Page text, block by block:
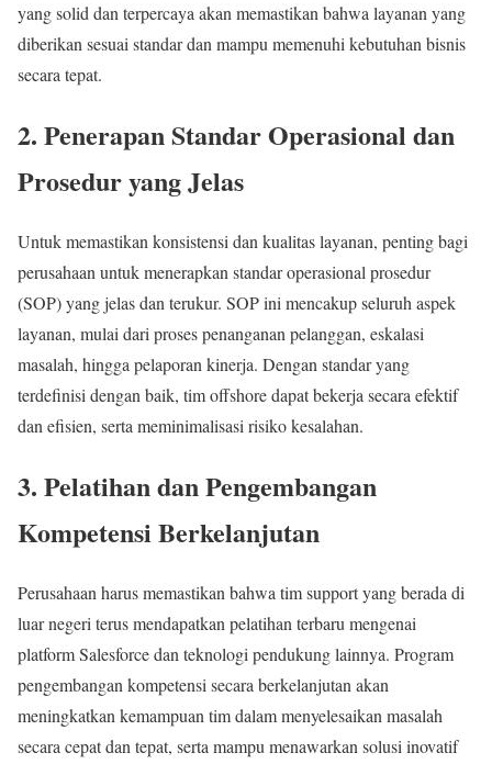
yang solid dan terpercaya akan memastikan bahwa layanan yang
diberikan sesuai standar dan mampu memenuhi kebutuhan bisnis
secara tepat.
2. Penerapan Standar Operasional dan
Prosedur yang Jelas
Untuk memastikan konsistensi dan kualitas layanan, penting bagi
perusahaan untuk menerapkan standar operasional prosedur
(SOP) yang jelas dan terukur. SOP ini mencakup seluruh aspek
layanan, mulai dari proses penanganan pelanggan, eskalasi
masalah, hingga pelaporan kinerja. Dengan standar yang
terdefinisi dengan baik, tim offshore dapat bekerja secara efektif
dan efisien, serta meminimalisasi risiko kesalahan.
3. Pelatihan dan Pengembangan
Kompetensi Berkelanjutan
Perusahaan harus memastikan bahwa tim support yang berada di
luar negeri terus mendapatkan pelatihan terbaru mengenai
platform Salesforce dan teknologi pendukung lainnya. Program
pengembangan kompetensi secara berkelanjutan akan
meningkatkan kemampuan tim dalam menyelesaikan masalah
secara cepat dan tepat, serta mampu menawarkan solusi inovatif